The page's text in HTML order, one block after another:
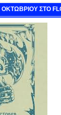
ΟΚΤΩΒΡΙΟΥ ΣΤΟ